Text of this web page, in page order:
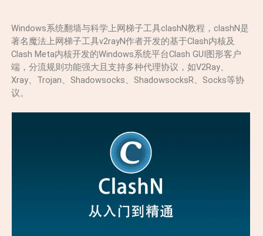
Windows系统翻墙与科学上网梯子工具clashN教程，clashN是
著名魔法上网梯子工具v2rayN作者开发的基于Clash内核及
Clash Meta内核开发的Windows系统平台Clash GUI图形客户
端，分流规则功能强大且支持多种代理协议，如V2Ray、
Xray、Trojan、Shadowsocks、ShadowsocksR、Socks等协
议。